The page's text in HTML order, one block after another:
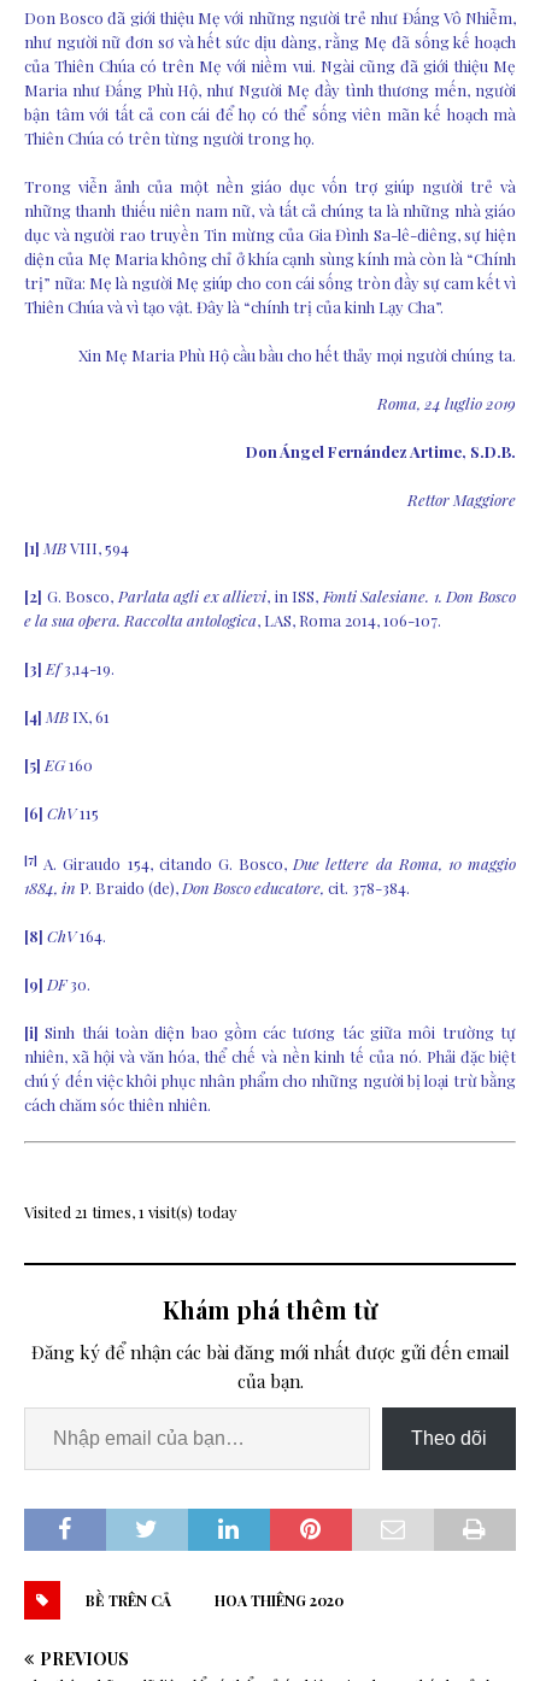
Don Bosco đã giới thiệu Mẹ với những người trẻ như Đấng Vô Nhiễm,
như người nữ đơn sơ và hết sức dịu dàng, rằng Mẹ đã sống kế hoạch
của Thiên Chúa có trên Mẹ với niềm vui. Ngài cũng đã giới thiệu Mẹ
Maria như Đấng Phù Hộ, như Người Mẹ đầy tình thương mến, người
bận tâm với tất cả con cái để họ có thể sống viên mãn kế hoạch mà
Thiên Chúa có trên từng người trong họ.
Trong viễn ảnh của một nền giáo dục vốn trợ giúp người trẻ và
những thanh thiếu niên nam nữ, và tất cả chúng ta là những nhà giáo
dục và người rao truyền Tin mừng của Gia Đình Sa-lê-diêng, sự hiện
diện của Mẹ Maria không chỉ ở khía cạnh sùng kính mà còn là “Chính
trị” nữa: Mẹ là người Mẹ giúp cho con cái sống tròn đầy sự cam kết vì
Thiên Chúa và vì tạo vật. Đây là “chính trị của kinh Lạy Cha”.
Xin Mẹ Maria Phù Hộ cầu bầu cho hết thảy mọi người chúng ta.
Roma, 24 luglio 2019
Don Ángel Fernández Artime, S.D.B.
Rettor Maggiore
[1] MBVIII, 594
[2] G. Bosco, Parlata agli ex allievi, in ISS, Fonti Salesiane. 1. Don Bosco
e la sua opera. Raccolta antologica, LAS, Roma 2014, 106-107.
[3] Ef3,14-19.
[4] MB IX, 61
[5] EG160
[6] ChV115
[7] A. Giraudo 154, citando G. Bosco, Due lettere da Roma, 10 maggio
1884, in P. Braido (de), Don Bosco educatore, cit. 378-384.
[8] ChV164.
[9] DF30.
[i] Sinh thái toàn diện bao gồm các tương tác giữa môi trường tự
nhiên, xã hội và văn hóa, thể chế và nền kinh tế của nó. Phải đặc biệt
chú ý đến việc khôi phục nhân phẩm cho những người bị loại trừ bằng
cách chăm sóc thiên nhiên.
Visited 21 times, 1 visit(s) today
Khám phá thêm từ
Đăng ký để nhận các bài đăng mới nhất được gửi đến email
của bạn.
Theo dõi
BỀ TRÊN CẢ HOA THIÊNG 2020
PREVIOUS